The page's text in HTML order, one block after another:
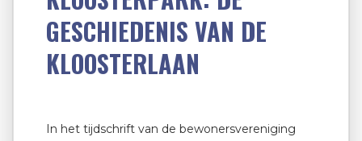
GESCHIEDENIS VAN DE
KLOOSTERLAAN
In het tijdschrift van de bewonersvereniging